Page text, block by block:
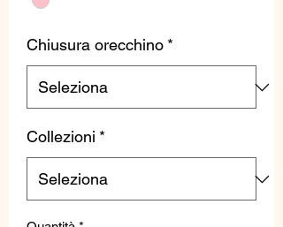
Chiusura orecchino *
Collezioni *